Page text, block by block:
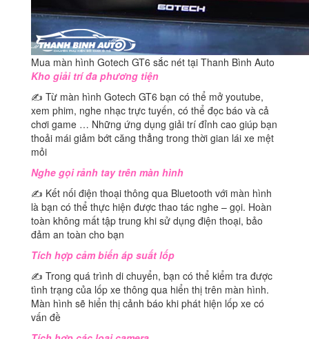
Mua màn hình Gotech GT6 sắc nét tại Thanh Bình Auto
Kho giải trí đa phương tiện
✍ Từ màn hình Gotech GT6 bạn có thể mở youtube,
xem phim, nghe nhạc trực tuyến, có thể đọc báo và cả
chơi game … Những ứng dụng giải trí đỉnh cao giúp bạn
thoải mái giảm bớt căng thẳng trong thời gian lái xe mệt
mỏi
Nghe gọi rảnh tay trên màn hình
✍ Kết nối điện thoại thông qua Bluetooth với màn hình
là bạn có thể thực hiện được thao tác nghe – gọi. Hoàn
toàn không mất tập trung khi sử dụng điện thoại, bảo
đảm an toàn cho bạn
Tích hợp cảm biến áp suất lốp
✍ Trong quá trình di chuyển, bạn có thể kiểm tra được
tình trạng của lốp xe thông qua hiển thị trên màn hình.
Màn hình sẽ hiển thị cảnh báo khi phát hiện lốp xe có
vấn đề